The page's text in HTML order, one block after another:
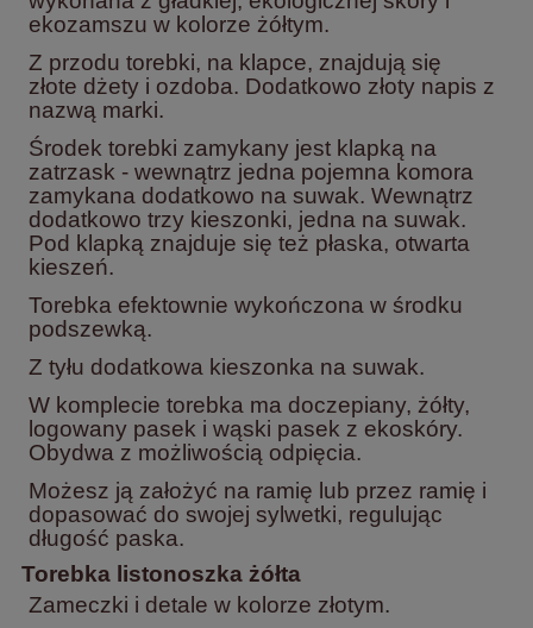
ekozamszu w kolorze żółtym.
Z przodu torebki, na klapce, znajdują się
złote dżety i ozdoba. Dodatkowo złoty napis z
nazwą marki.
Środek torebki zamykany jest klapką na
zatrzask - wewnątrz jedna pojemna komora
zamykana dodatkowo na suwak. Wewnątrz
dodatkowo trzy kieszonki, jedna na suwak.
Pod klapką znajduje się też płaska, otwarta
kieszeń.
Torebka efektownie wykończona w środku
podszewką.
Z tyłu dodatkowa kieszonka na suwak.
W komplecie torebka ma doczepiany, żółty,
logowany pasek i wąski pasek z ekoskóry.
Obydwa z możliwością odpięcia.
Możesz ją założyć na ramię lub przez ramię i
dopasować do swojej sylwetki, regulując
długość paska.
Torebka listonoszka żółta
Zameczki i detale w kolorze złotym.